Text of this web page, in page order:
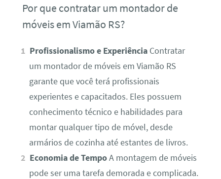
Por que contratar um montador de
móveis em Viamão RS?
Profissionalismo e Experiência Contratar
um montador de móveis em Viamão RS
garante que você terá profissionais
experientes e capacitados. Eles possuem
conhecimento técnico e habilidades para
montar qualquer tipo de móvel, desde
armários de cozinha até estantes de livros.
Economia de TempoA montagem de móveis
pode ser uma tarefa demorada e complicada.